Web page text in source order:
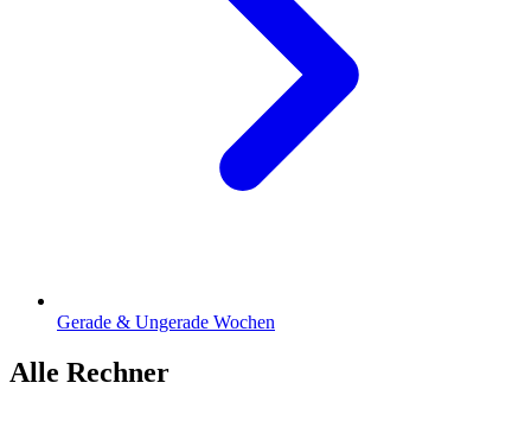
Gerade & Ungerade Wochen
Alle Rechner